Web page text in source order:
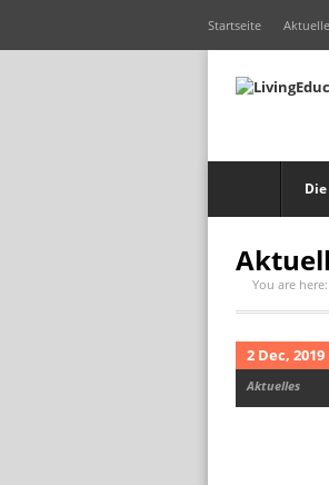
Startseite
You are here:
2 Dec, 2019
Aktuelles